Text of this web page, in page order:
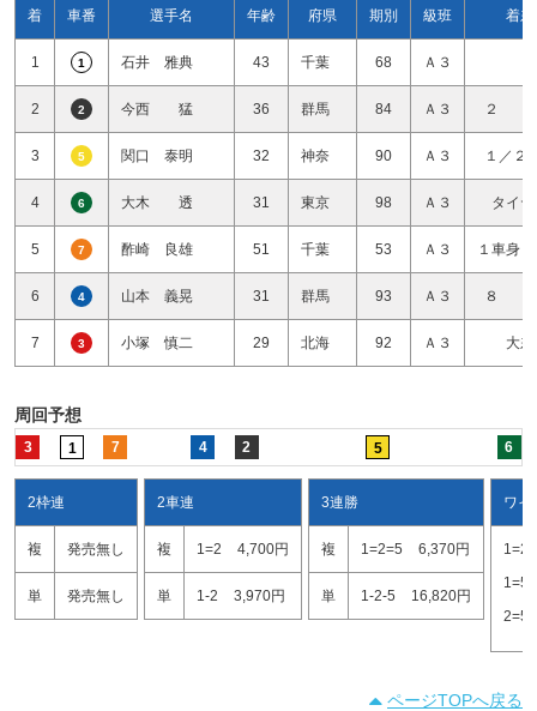
着 車番 選手名 年齢 府県 期別 級班 着差
1 1 石井 雅典 43 千葉 68 Ａ３
2 2 今西 猛 36 群馬 84 Ａ３ ２
3 5 関口 泰明 32 神奈 90 Ａ３ １／２
4 6 大木 透 31 東京 98 Ａ３ タイ
5 7 酢崎 良雄 51 千葉 53 Ａ３ １車身
6 4 山本 義晃 31 群馬 93 Ａ３ ８
7 3 小塚 慎二 29 北海 92 Ａ３ 大差
周回予想
3 1 7 4 2 5 6
2枠連
複 発売無し
単 発売無し
2車連
複 1=2 4,700円
単 1-2 3,970円
3連勝
複 1=2=5 6,370円
単 1-2-5 16,820円
ワイ
1=2
1=5
2=5
ページTOPへ戻る